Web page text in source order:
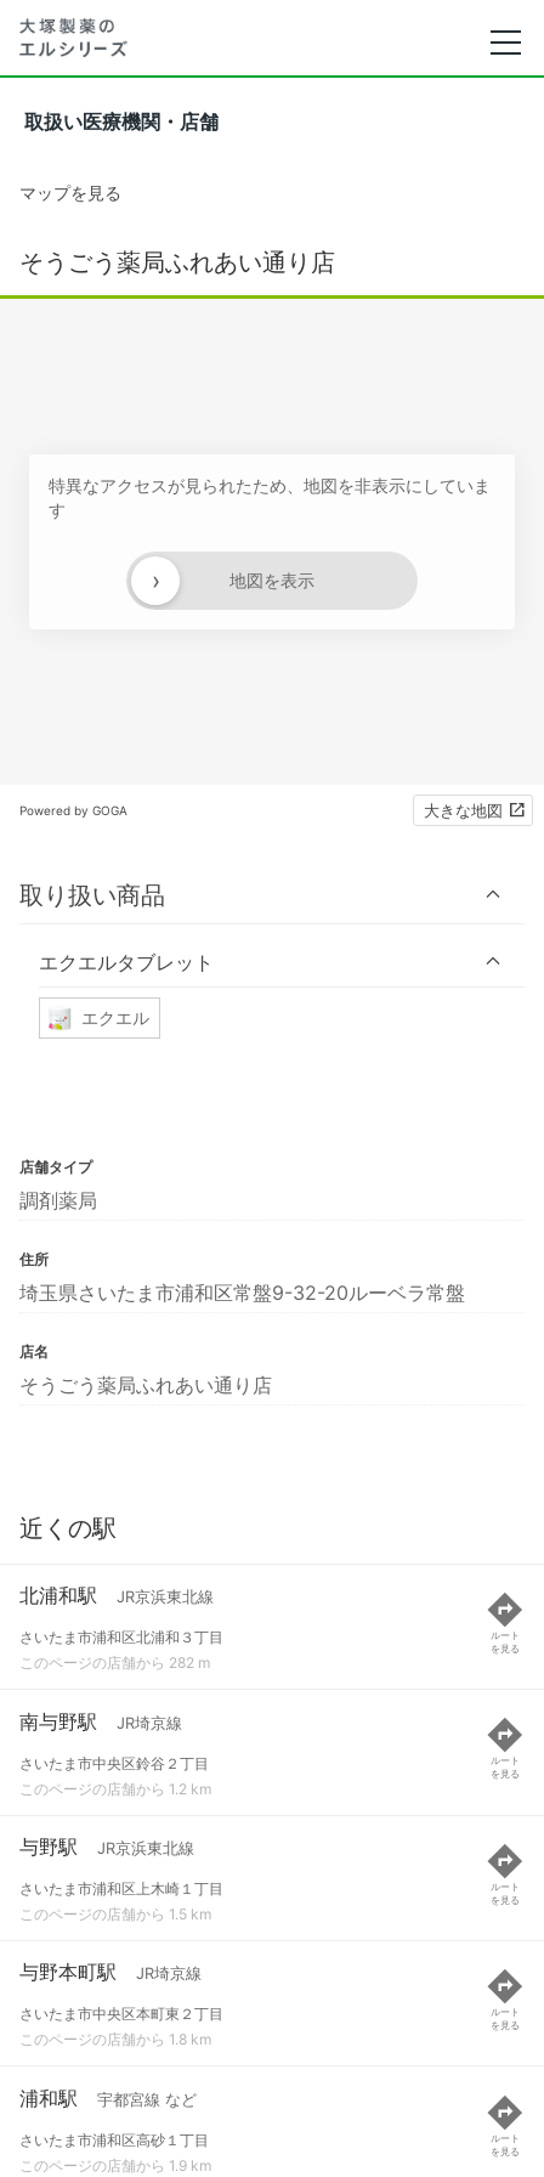
取扱い医療機関・店舗
マップを見る
そうごう薬局ふれあい通り店
特異なアクセスが見られたため、地図を非表示にしていま
す
地図を表示
›
Powered by GOGA 大きな地図
取り扱い商品
エクエルタブレット
エクエル
店舗タイプ
調剤薬局
住所
埼玉県さいたま市浦和区常盤9-32-20ルーベラ常盤
店名
そうごう薬局ふれあい通り店
近くの駅
北浦和駅 JR京浜東北線
さいたま市浦和区北浦和３丁目
このページの店舗から 282 m
ルート
を見る
南与野駅 JR埼京線
さいたま市中央区鈴谷２丁目
このページの店舗から 1.2 km
ルート
を見る
与野駅 JR京浜東北線
さいたま市浦和区上木崎１丁目
このページの店舗から 1.5 km
ルート
を見る
与野本町駅 JR埼京線
さいたま市中央区本町東２丁目
このページの店舗から 1.8 km
ルート
を見る
浦和駅 宇都宮線 など
さいたま市浦和区高砂１丁目
このページの店舗から 1.9 km
ルート
を見る